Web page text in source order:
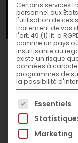
Certains services
personnel aux
l'utilisation de ces
traitement de vos
l'art. 49 (1) lit. a
comme un pays
insuffisante au
existe un risque
données à
programmes de
la possibilité
La listeEssentiels
Marketing